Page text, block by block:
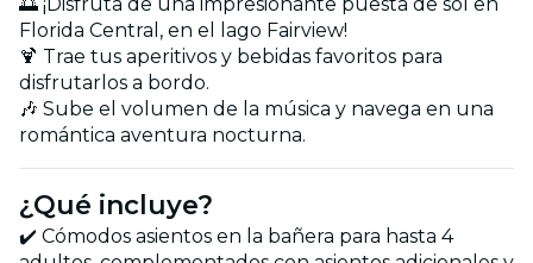
Florida Central, en el lago Fairview!
🍹 Trae tus aperitivos y bebidas favoritos para
disfrutarlos a bordo.
🎶 Sube el volumen de la música y navega en una
romántica aventura nocturna.
¿Qué incluye?
✔️ Cómodos asientos en la bañera para hasta 4